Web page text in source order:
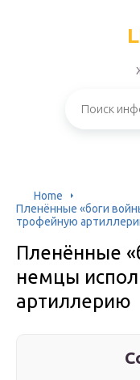
Home
Пленённые «боги
трофейную
Пленённые
немцы
артиллерию